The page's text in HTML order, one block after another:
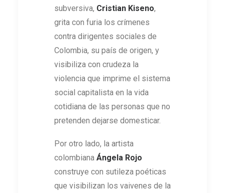
subversiva, Cristian Kiseno,
grita con furia los crímenes
contra dirigentes sociales de
Colombia, su país de origen, y
visibiliza con crudeza la
violencia que imprime el sistema
social capitalista en la vida
cotidiana de las personas que no
pretenden dejarse domesticar.
Por otro lado, la artista
colombiana Ángela Rojo
construye con sutileza poéticas
que visibilizan los vaivenes de la